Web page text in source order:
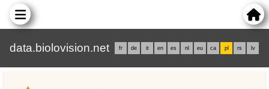
data.biolovision.net fr de it en es nl eu ca pl rs lv